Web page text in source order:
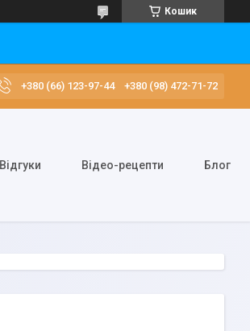
Кошик
+380 (66) 123-97-44 +380 (98) 472-71-72
Відгуки Відео-рецепти Блог